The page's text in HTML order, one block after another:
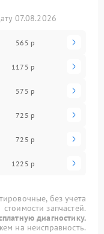
07.08.2026
565 р
1175 р
575 р
725 р
725 р
1225 р
без учета
стоимости запчастей.
диагностику.
на неисправность.